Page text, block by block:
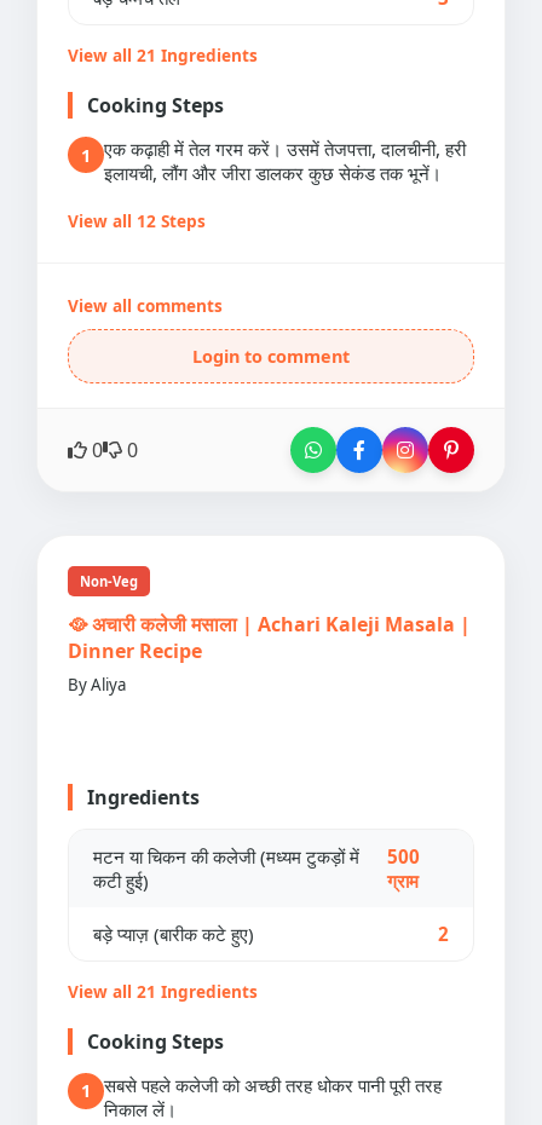
View all 21 Ingredients
Cooking Steps
1
एक कढ़ाही में तेल गरम करें। उसमें तेजपत्ता, दालचीनी, हरी
इलायची, लौंग और जीरा डालकर कुछ सेकंड तक भूनें।
View all 12 Steps
View all comments
Login to comment
0 0
Non-Veg
🥘 अचारी कलेजी मसाला | Achari Kaleji Masala |
Dinner Recipe
By Aliya
Ingredients
मटन या चिकन की कलेजी (मध्यम टुकड़ों में
कटी हुई)
500
ग्राम
बड़े प्याज़ (बारीक कटे हुए) 2
View all 21 Ingredients
Cooking Steps
1
सबसे पहले कलेजी को अच्छी तरह धोकर पानी पूरी तरह
निकाल लें।